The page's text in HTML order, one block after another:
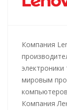
Компания
мировым
Компания